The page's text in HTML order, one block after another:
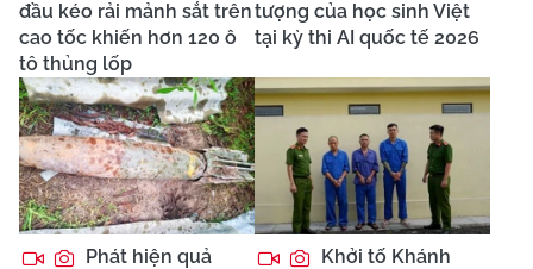
đầu kéo rải mảnh sắt trên
cao tốc khiến hơn 120 ô
tô thủng lốp
tượng của học sinh Việt
tại kỳ thi AI quốc tế 2026
Phát hiện quả
Khởi tố Khánh